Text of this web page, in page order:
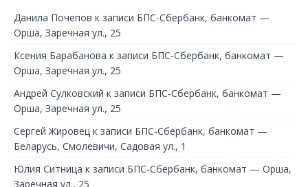
Данила Почепов к записи БПС-Сбербанк, банкомат —
Орша, Заречная ул., 25
Ксения Барабанова к записи БПС-Сбербанк, банкомат —
Орша, Заречная ул., 25
Андрей Сулковский к записи БПС-Сбербанк, банкомат —
Орша, Заречная ул., 25
Сергей Жировец к записи БПС-Сбербанк, банкомат —
Беларусь, Смолевичи, Садовая ул., 1
Юлия Ситница к записи БПС-Сбербанк, банкомат — Орша,
Заречная ул., 25